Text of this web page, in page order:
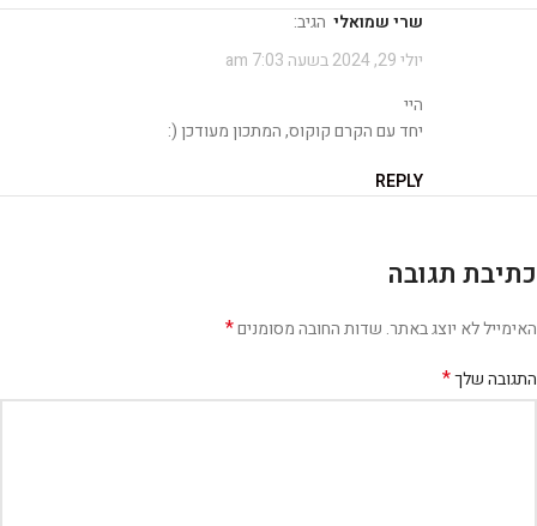
שרי שמואלי הגיב:
יולי 29, 2024 בשעה 7:03 am
היי
יחד עם הקרם קוקוס, המתכון מעודכן (:
REPLY
כתיבת תגובה
האימייל לא יוצג באתר. שדות החובה מסומנים*
התגובה שלך*